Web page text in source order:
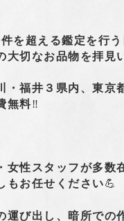
件を超える鑑定を行
大切なお品物を拝見
・福井３県内、東京
無料‼️
女性スタッフが多数
もお任せください💪
運び出し、暗所での